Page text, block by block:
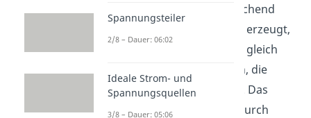
ändert. Dementsprechend
erzeugt,
wenn bei stationären, also gleich
bleibenden Magnetfeldern, die
senkrechte Fläche
variiert. Das
geschieht beispielsweise durch
Spannungsteiler
2/8 – Dauer: 06:02
Ideale Strom- und
Spannungsquellen
3/8 – Dauer: 05:06